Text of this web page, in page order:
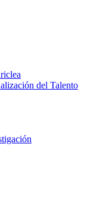
del Talento